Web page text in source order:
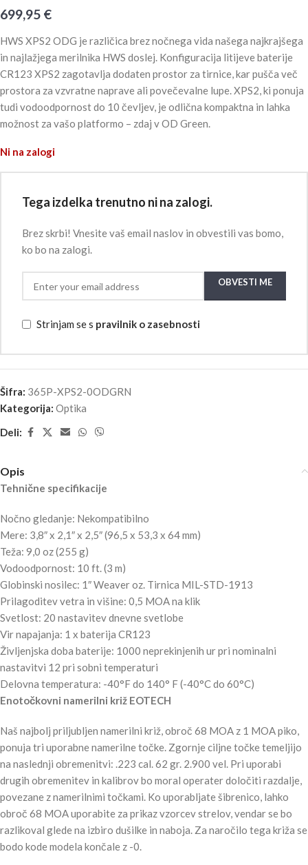
699,95 €
HWS XPS2 ODG je različica brez nočnega vida našega najkrajšega
in najlažjega merilnika HWS doslej. Konfiguracija litijeve baterije
CR123 XPS2 zagotavlja dodaten prostor za tirnice, kar pušča več
prostora za vzvratne naprave ali povečevalne lupe. XPS2, ki ponuja
tudi vodoodpornost do 10 čevljev, je odlična kompaktna in lahka
možnost za vašo platformo – zdaj v OD Green.
Ni na zalogi
Tega izdelka trenutno ni na zalogi.
Brez skrbi! Vnesite vaš email naslov in obvestili vas bomo,
ko bo na zalogi.
OBVESTI ME
Strinjam se s pravilnik o zasebnosti
Šifra: 365P-XPS2-0ODGRN
Kategorija: Optika
Deli:
Opis
Tehnične specifikacije
Nočno gledanje: Nekompatibilno
Mere: 3,8″ x 2,1″ x 2,5″ (96,5 x 53,3 x 64 mm)
Teža: 9,0 oz (255 g)
Vodoodpornost: 10 ft. (3 m)
Globinski nosilec: 1″ Weaver oz. Tirnica MIL-STD-1913
Prilagoditev vetra in višine: 0,5 MOA na klik
Svetlost: 20 nastavitev dnevne svetlobe
Vir napajanja: 1 x baterija CR123
Življenjska doba baterije: 1000 neprekinjenih ur pri nominalni
nastavitvi 12 pri sobni temperaturi
Delovna temperatura: -40°F do 140° F (-40°C do 60°C)
Enotočkovni namerilni križ EOTECH
Naš najbolj priljubljen namerilni križ, obroč 68 MOA z 1 MOA piko,
ponuja tri uporabne namerilne točke. Zgornje ciljne točke temeljijo
na naslednji obremenitvi: .223 cal. 62 gr. 2.900 vel. Pri uporabi
drugih obremenitev in kalibrov bo moral operater določiti razdalje,
povezane z namerilnimi točkami. Ko uporabljate šibrenico, lahko
obroč 68 MOA uporabite za prikaz vzorcev strelov, vendar se bo
razlikoval glede na izbiro dušilke in naboja. Za naročilo tega križa se
bodo kode modela končale z -0.